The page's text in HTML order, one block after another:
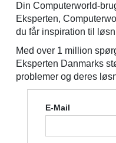
E-Mail
Din Computerworld-
Eksperten,
du får inspiration til
Med over 1 million
Eksperten Danmarks
problemer og deres